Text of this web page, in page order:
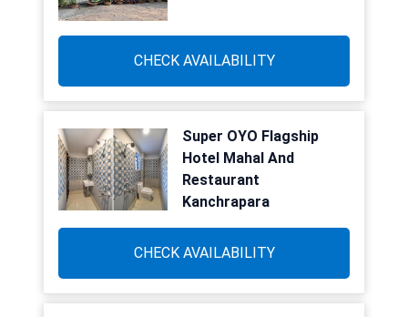
CHECK AVAILABILITY
Super OYO Flagship
Hotel Mahal And
Restaurant
Kanchrapara
CHECK AVAILABILITY